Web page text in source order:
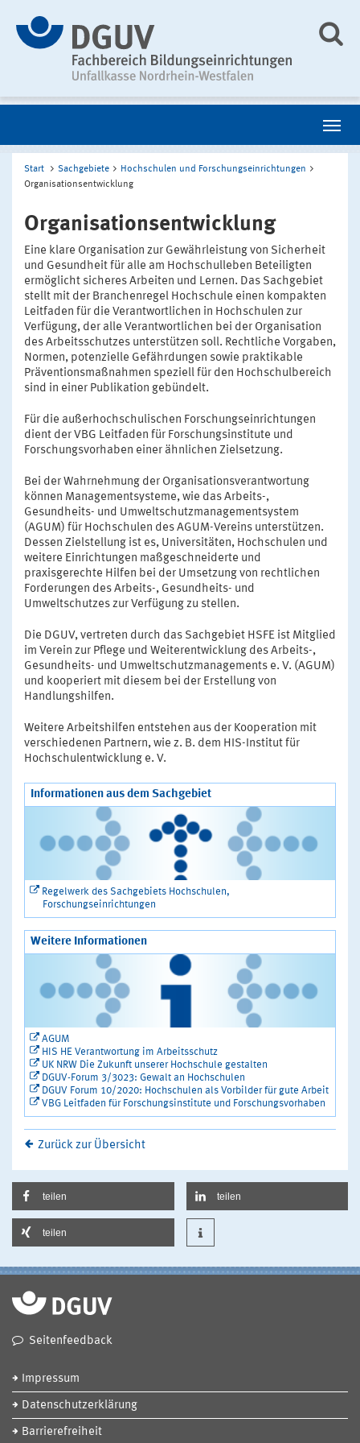
Start Sachgebiete
Hochschulen und Forschungseinrichtungen
Organisationsentwicklung
Organisationsentwicklung
Eine klare Organisation zur Gewährleistung von Sicherheit
und Gesundheit für alle am Hochschulleben Beteiligten
ermöglicht sicheres Arbeiten und Lernen. Das Sachgebiet
stellt mit der Branchenregel Hochschule einen kompakten
Leitfaden für die Verantwortlichen in Hochschulen zur
Verfügung, der alle Verantwortlichen bei der Organisation
des Arbeitsschutzes unterstützen soll. Rechtliche Vorgaben,
Normen, potenzielle Gefährdungen sowie praktikable
Präventionsmaßnahmen speziell für den Hochschulbereich
sind in einer Publikation gebündelt.
Für die außerhochschulischen Forschungseinrichtungen
dient der VBG Leitfaden für Forschungsinstitute und
Forschungsvorhaben einer ähnlichen Zielsetzung.
Bei der Wahrnehmung der Organisationsverantwortung
können Managementsysteme, wie das Arbeits-,
Gesundheits- und Umweltschutzmanagementsystem
(AGUM) für Hochschulen des AGUM-Vereins unterstützen.
Dessen Zielstellung ist es, Universitäten, Hochschulen und
weitere Einrichtungen maßgeschneiderte und
praxisgerechte Hilfen bei der Umsetzung von rechtlichen
Forderungen des Arbeits-, Gesundheits- und
Umweltschutzes zur Verfügung zu stellen.
Die DGUV, vertreten durch das Sachgebiet HSFE ist Mitglied
im Verein zur Pflege und Weiterentwicklung des Arbeits-,
Gesundheits- und Umweltschutzmanagements e. V. (AGUM)
und kooperiert mit diesem bei der Erstellung von
Handlungshilfen.
Weitere Arbeitshilfen entstehen aus der Kooperation mit
verschiedenen Partnern, wie z. B. dem HIS-Institut für
Hochschulentwicklung e. V.
Informationen aus dem Sachgebiet
Regelwerk des Sachgebiets Hochschulen,
Forschungseinrichtungen
Weitere Informationen
AGUM
HIS HE Verantwortung im Arbeitsschutz
UK NRW Die Zukunft unserer Hochschule gestalten
DGUV-Forum 3/3023: Gewalt an Hochschulen
DGUV Forum 10/2020: Hochschulen als Vorbilder für gute Arbeit
VBG Leitfaden für Forschungsinstitute und Forschungsvorhaben
Zurück zur Übersicht
teilen teilen
teilen
Seitenfeedback
Impressum
Datenschutzerklärung
Barrierefreiheit